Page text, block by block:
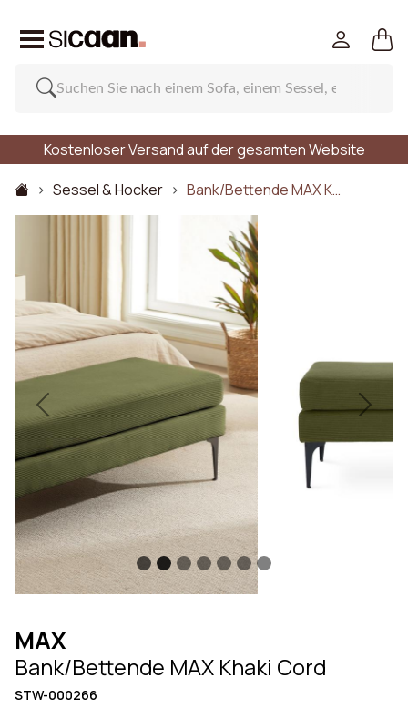
Kostenloser Versand auf der gesamten Website
Sessel & Hocker
Bank/Bettende MAX K…
Previous Next
MAX
Bank/Bettende MAX Khaki Cord
STW-000266